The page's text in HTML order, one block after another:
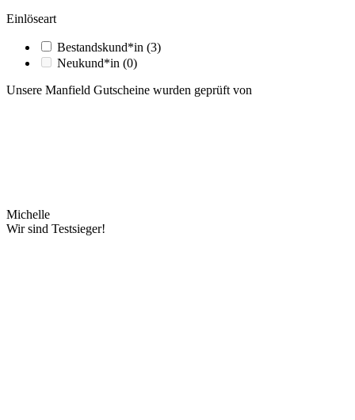
Einlöseart
Bestandskund*in (3)
Neukund*in (0)
Unsere Manfield Gutscheine wurden geprüft von
Michelle
Wir sind Testsieger!